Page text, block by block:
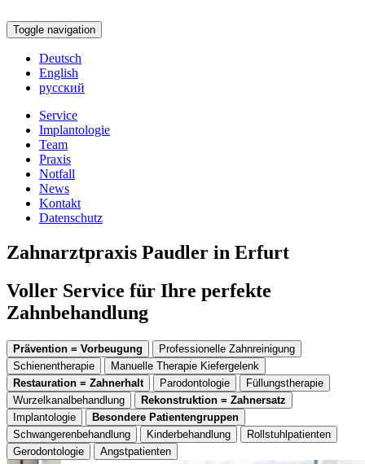
Toggle navigation
Deutsch
English
русский
Service
Implantologie
Team
Praxis
Notfall
News
Kontakt
Datenschutz
Zahnarztpraxis Paudler in Erfurt
Voller Service für Ihre perfekte
Zahnbehandlung
Prävention = Vorbeugung
Professionelle Zahnreinigung
Schienentherapie
Manuelle Therapie Kiefergelenk
Restauration = Zahnerhalt
Parodontologie
Füllungstherapie
Wurzelkanalbehandlung
Rekonstruktion = Zahnersatz
Implantologie
Besondere Patientengruppen
Schwangerenbehandlung
Kinderbehandlung
Rollstuhlpatienten
Gerodontologie
Angstpatienten